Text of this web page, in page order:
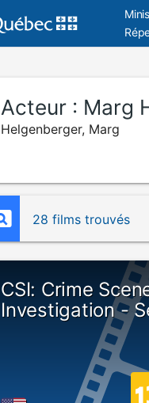
Acteur : Marg
Helgenberger, Marg
28 films trouvés
CSI: Crime
Investigation -